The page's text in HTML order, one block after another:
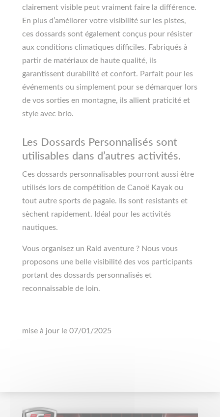
clairement visible peut vraiment faire la différence.
En plus d’améliorer votre visibilité sur les pistes,
ces dossards sont également conçus pour résister
aux conditions climatiques difficiles. Fabriqués à
partir de matériaux de haute qualité, ils
garantissent durabilité et confort. Parfait pour les
événements ou simplement pour se démarquer lors
de vos sorties en montagne, ils allient praticité et
style avec brio.
Les Dossards Personnalisés sont
utilisables dans d’autres activités.
Ces dossards personnalisables pourront aussi être
utilisés lors de compétition de Canoë Kayak ou
tout autre sports de pagaie. Ils sont resistants et
sèchent rapidement. Idéal pour les activités
nautiques.
Vous organisez un Raid aventure ? Nous vous
proposons une belle visibilité des vos participants
portant des dossards personnalisés et
reconnaissable de loin.
mise à jour le 07/01/2025